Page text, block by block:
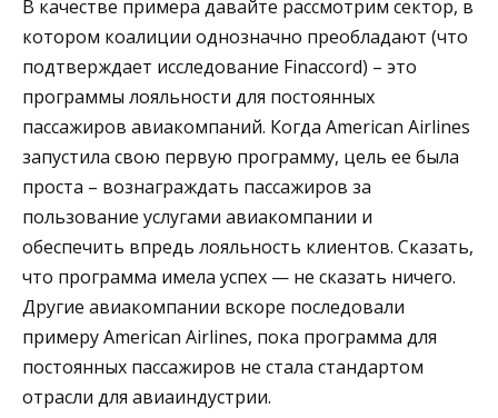
В качестве примера давайте рассмотрим сектор, в
котором коалиции однозначно преобладают (что
подтверждает исследование Finaccord) – это
программы лояльности для постоянных
пассажиров авиакомпаний. Когда American Airlines
запустила свою первую программу, цель ее была
проста – вознаграждать пассажиров за
пользование услугами авиакомпании и
обеспечить впредь лояльность клиентов. Сказать,
что программа имела успех — не сказать ничего.
Другие авиакомпании вскоре последовали
примеру American Airlines, пока программа для
постоянных пассажиров не стала стандартом
отрасли для авиаиндустрии.